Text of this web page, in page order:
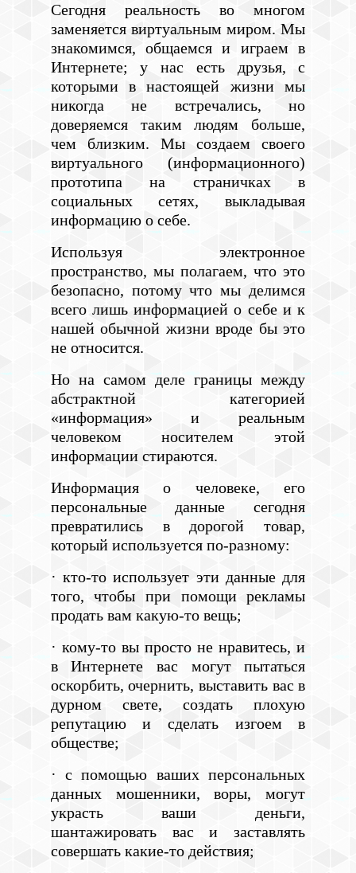
Сегодня реальность во многом
заменяется виртуальным миром. Мы
знакомимся, общаемся и играем в
Интернете; у нас есть друзья, с
которыми в настоящей жизни мы
никогда не встречались, но
доверяемся таким людям больше,
чем близким. Мы создаем своего
виртуального (информационного)
прототипа на страничках в
социальных сетях, выкладывая
информацию о себе.
Используя электронное
пространство, мы полагаем, что это
безопасно, потому что мы делимся
всего лишь информацией о себе и к
нашей обычной жизни вроде бы это
не относится.
Но на самом деле границы между
абстрактной категорией
«информация» и реальным
человеком носителем этой
информации стираются.
Информация о человеке, его
персональные данные сегодня
превратились в дорогой товар,
который используется по-разному:
· кто-то использует эти данные для
того, чтобы при помощи рекламы
продать вам какую-то вещь;
· кому-то вы просто не нравитесь, и
в Интернете вас могут пытаться
оскорбить, очернить, выставить вас в
дурном свете, создать плохую
репутацию и сделать изгоем в
обществе;
· с помощью ваших персональных
данных мошенники, воры, могут
украсть ваши деньги,
шантажировать вас и заставлять
совершать какие-то действия;